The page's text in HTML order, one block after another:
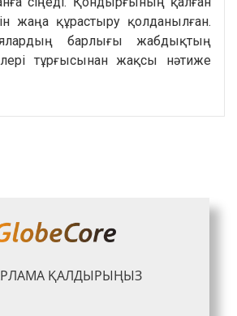
жаңа құрастыру қолданылған.
барлығы жабдықтың
тұрғысынан жақсы нәтиже
ҚАЛДЫРЫҢЫЗ